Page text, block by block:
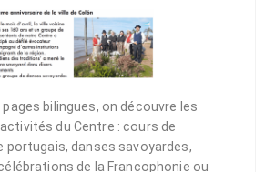
bilingues, on découvre les
du Centre : cours de
portugais, danses savoyardes,
de la Francophonie ou